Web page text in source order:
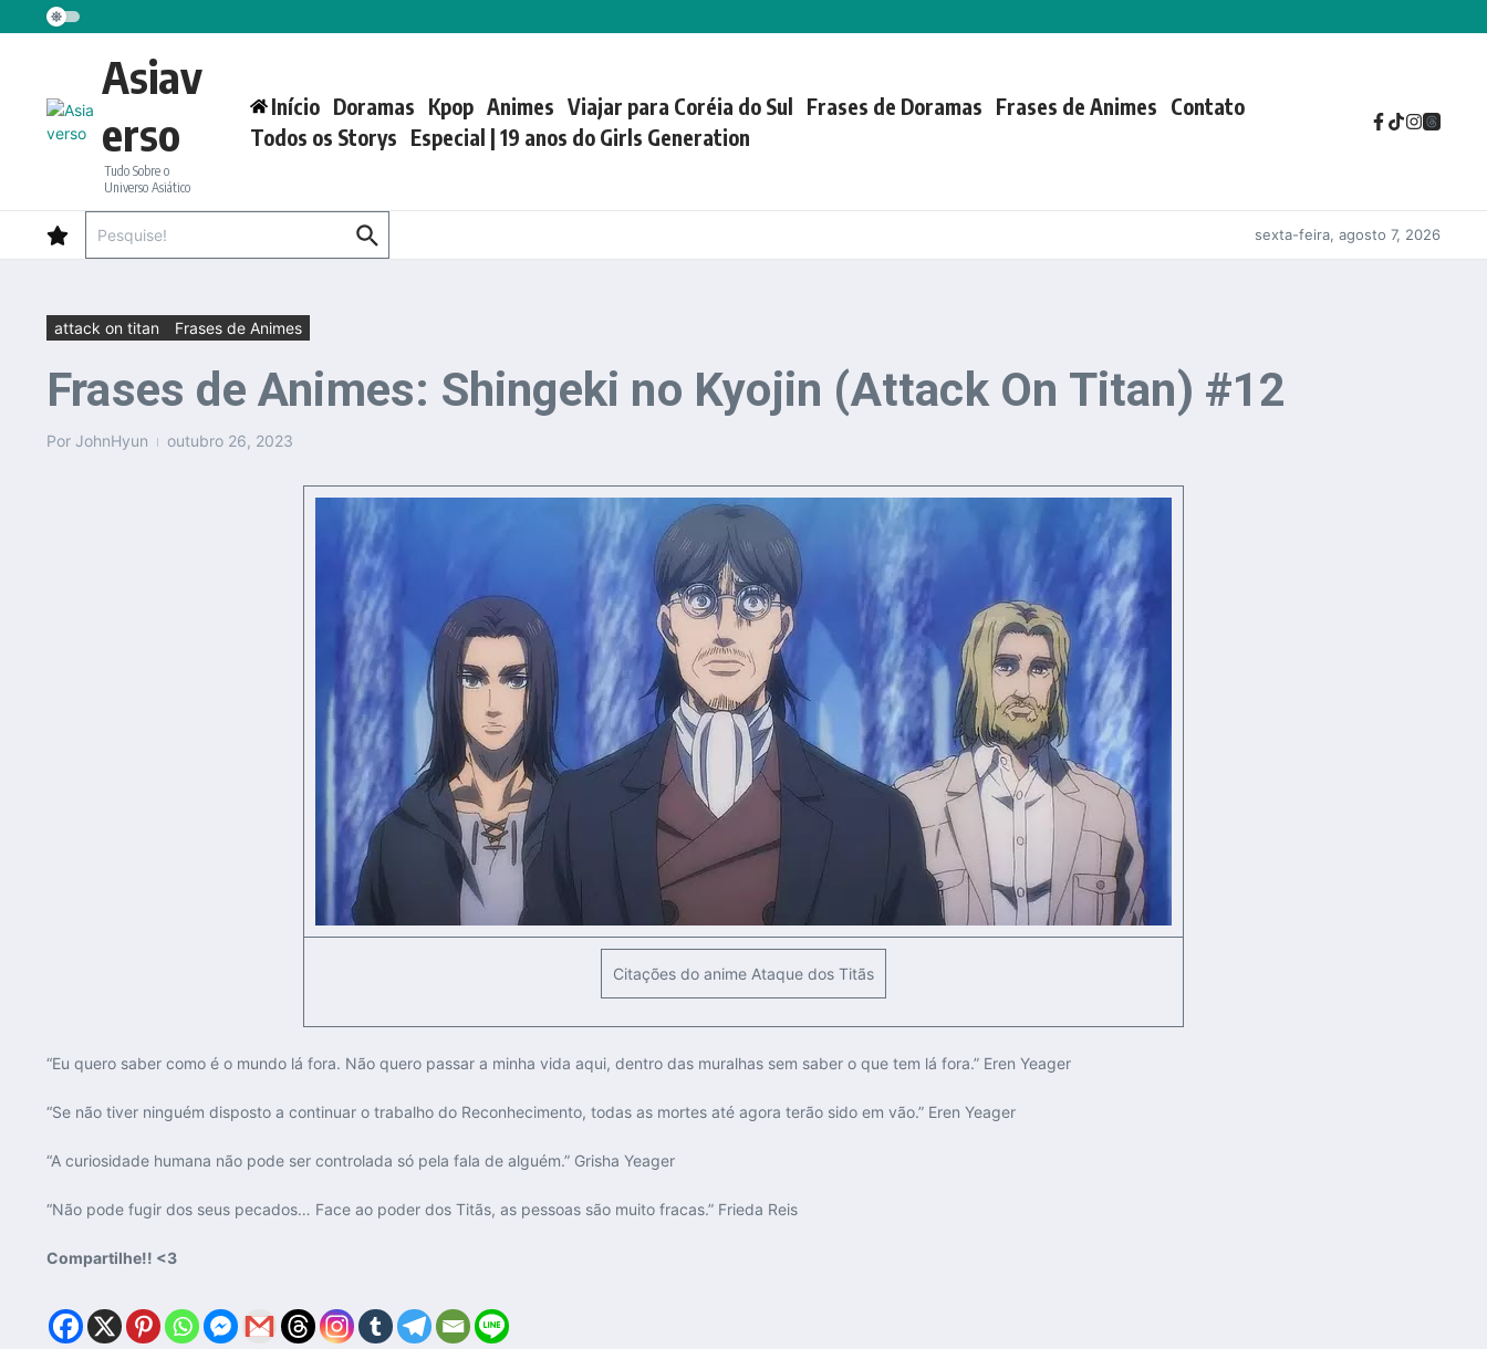
Ir para o conteúdo
Asiav
erso
Tudo Sobre o
Universo Asiático
Início Doramas Kpop Animes Viajar para Coréia do Sul Frases de Doramas Frases de Animes Contato
Todos os Storys Especial | 19 anos do Girls Generation
sexta-feira, agosto 7, 2026
attack on titan Frases de Animes
Frases de Animes: Shingeki no Kyojin (Attack On Titan) #12
Por JohnHyun outubro 26, 2023
Citações do anime Ataque dos Titãs
“Eu quero saber como é o mundo lá fora. Não quero passar a minha vida aqui, dentro das muralhas sem saber o que tem lá fora.” Eren Yeager
“Se não tiver ninguém disposto a continuar o trabalho do Reconhecimento, todas as mortes até agora terão sido em vão.” Eren Yeager
“A curiosidade humana não pode ser controlada só pela fala de alguém.” Grisha Yeager
“Não pode fugir dos seus pecados… Face ao poder dos Titãs, as pessoas são muito fracas.” Frieda Reis
Compartilhe!! <3